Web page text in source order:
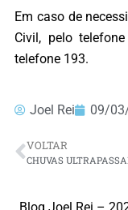
Em caso de
Civil, pelo
telefone 193.
Joel Rei 09/
VOLTAR